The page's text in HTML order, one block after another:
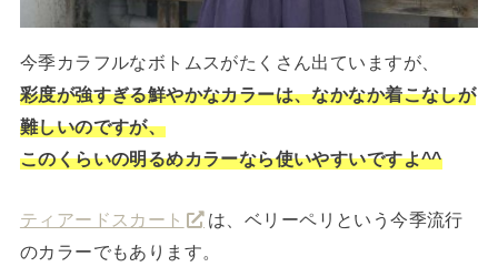
今季カラフルなボトムスがたくさん出ていますが、
彩度が強すぎる鮮やかなカラーは、なかなか着こなしが
難しいのですが、
このくらいの明るめカラーなら使いやすいですよ^^
ティアードスカート
は、ベリーペリという今季流行
のカラーでもあります。